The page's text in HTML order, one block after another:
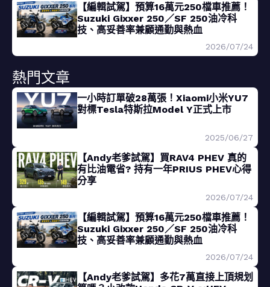
【編輯試駕】預算16萬元250檔車推薦！
Suzuki Gixxer 250／SF 250油冷科
技、高妥善率兼顧通勤與熱血
2026/07/24
熱門文章
一小時訂單破28萬張！Xiaomi小米YU7
對標Tesla特斯拉Model Y正式上市
2025/06/27
【Andy老爹試駕】買RAV4 PHEV 真的
有比油電省? 持有一年PRIUS PHEV心得
分享
2026/07/24
【編輯試駕】預算16萬元250檔車推薦！
Suzuki Gixxer 250／SF 250油冷科
技、高妥善率兼顧通勤與熱血
2026/07/24
【Andy老爹試駕】多花7萬直接上頂規划